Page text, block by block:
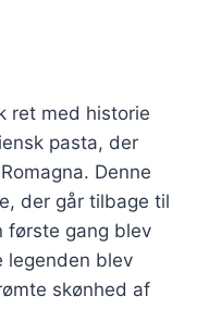
ret med historie
pasta, der
Denne
der går tilbage til
første gang blev
legenden blev
skønhed af